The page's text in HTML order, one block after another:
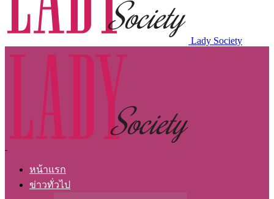
Lady Society
หน้าแรก
ข่าวทั่วไป